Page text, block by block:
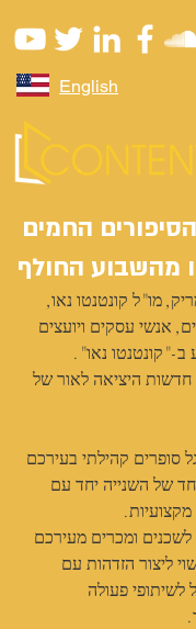
English
החמים
מהשבוע החולף
מו"ל קונטנטו נאו,
אנשי עסקים ויועצים
ב-"קונטנטו נאו".
היציאה לאור של
מעגל סופרים קהילתי בעירכם
של השנייה יחד עם
לשכנים ומכרים מעירכם
ליצור הזדהות עם
לשיתופי פעולה